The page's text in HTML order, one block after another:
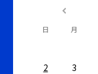
日 月
2
3